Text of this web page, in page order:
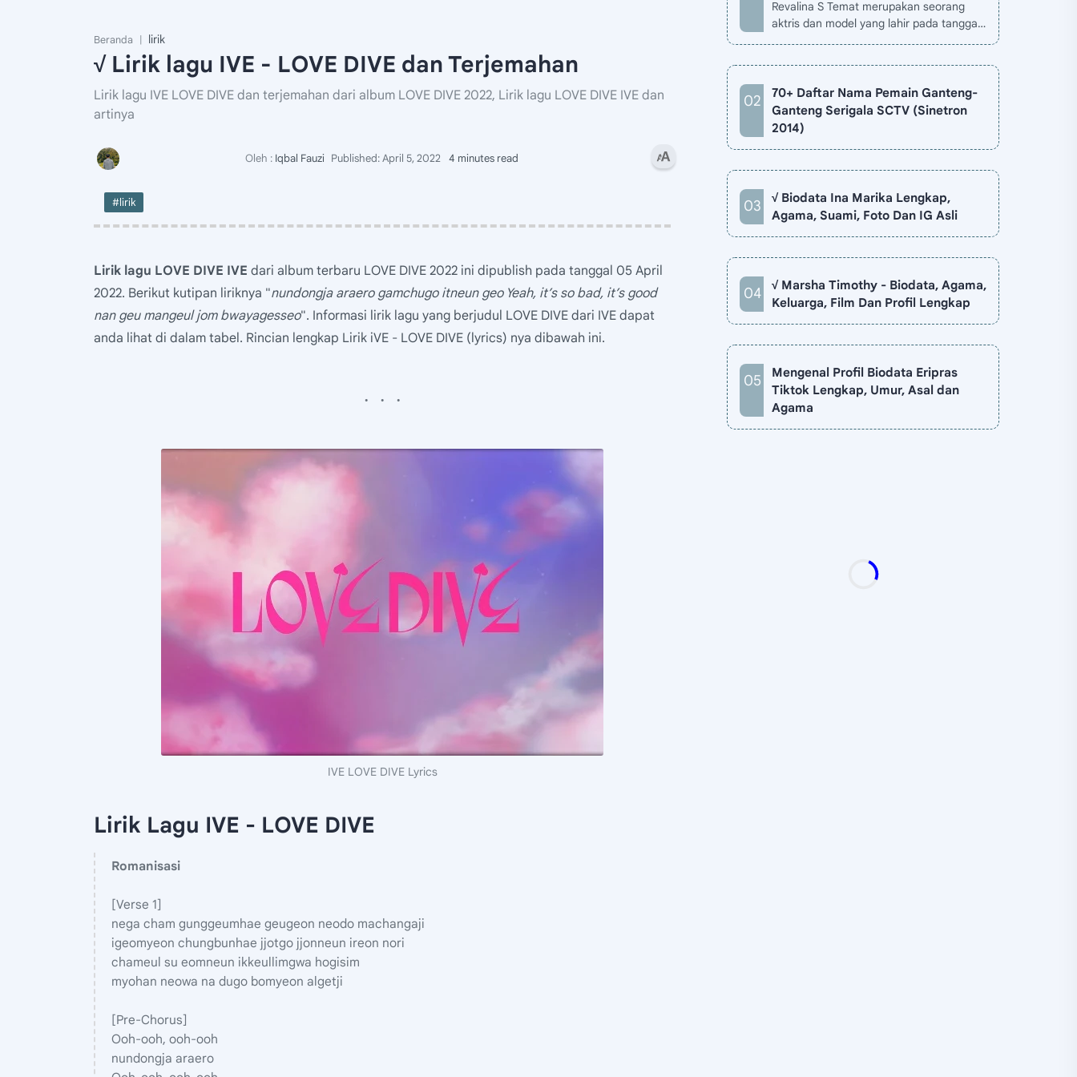
Beranda lirik
√ Lirik lagu IVE - LOVE DIVE dan Terjemahan
Lirik lagu IVE LOVE DIVE dan terjemahan dari album LOVE DIVE 2022, Lirik lagu LOVE DIVE IVE dan
artinya
4 minutes read
#lirik
Lirik lagu LOVE DIVE IVE dari album terbaru LOVE DIVE 2022 ini dipublish pada tanggal 05 April
2022. Berikut kutipan liriknya "nundongja araero gamchugo itneun geo Yeah, it’s so bad, it’s good
nan geu mangeul jom bwayagesseo". Informasi lirik lagu yang berjudul LOVE DIVE dari IVE dapat
anda lihat di dalam tabel. Rincian lengkap Lirik iVE - LOVE DIVE (lyrics) nya dibawah ini.
IVE LOVE DIVE Lyrics
Lirik Lagu IVE - LOVE DIVE
Romanisasi
[Verse 1]
nega cham gunggeumhae geugeon neodo machangaji
igeomyeon chungbunhae jjotgo jjonneun ireon nori
chameul su eomneun ikkeullimgwa hogisim
myohan neowa na dugo bomyeon algetji
[Pre-Chorus]
Ooh-ooh, ooh-ooh
nundongja araero
Revalina S Temat merupakan seorang
aktris dan model yang lahir pada tanggal
70+ Daftar Nama Pemain Ganteng-
Ganteng Serigala SCTV (Sinetron
2014)
√ Biodata Ina Marika Lengkap,
Agama, Suami, Foto Dan IG Asli
√ Marsha Timothy - Biodata, Agama,
Keluarga, Film Dan Profil Lengkap
Mengenal Profil Biodata Eripras
Tiktok Lengkap, Umur, Asal dan
Agama